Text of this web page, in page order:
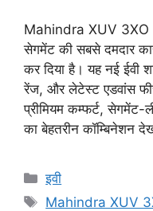
Mahindra XUV 3XO
सेगमेंट की सबसे दमदार
कर दिया है। यह नई ईवी
रेंज, और लेटेस्ट एडवांस
प्रीमियम कम्फर्ट, सेगमेंट-
का बेहतरीन कॉम्बिनेशन
Categories
इवी
Tags
Mahindra XUV